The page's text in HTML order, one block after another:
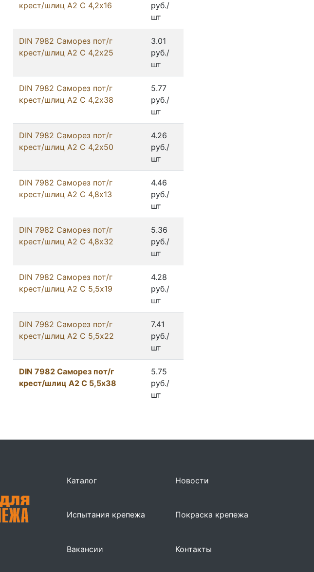
крест/шлиц А2 С 4,2х16
руб./
шт
DIN 7982 Саморез пот/г
крест/шлиц А2 С 4,2х25
3.01
руб./
шт
DIN 7982 Саморез пот/г
крест/шлиц А2 С 4,2х38
5.77
руб./
шт
DIN 7982 Саморез пот/г
крест/шлиц А2 С 4,2х50
4.26
руб./
шт
DIN 7982 Саморез пот/г
крест/шлиц А2 С 4,8х13
4.46
руб./
шт
DIN 7982 Саморез пот/г
крест/шлиц А2 С 4,8х32
5.36
руб./
шт
DIN 7982 Саморез пот/г
крест/шлиц А2 С 5,5х19
4.28
руб./
шт
DIN 7982 Саморез пот/г
крест/шлиц А2 С 5,5х22
7.41
руб./
шт
DIN 7982 Саморез пот/г
крест/шлиц А2 С 5,5х38
5.75
руб./
шт
Каталог Новости
Испытания крепежа Покраска крепежа
Вакансии Контакты